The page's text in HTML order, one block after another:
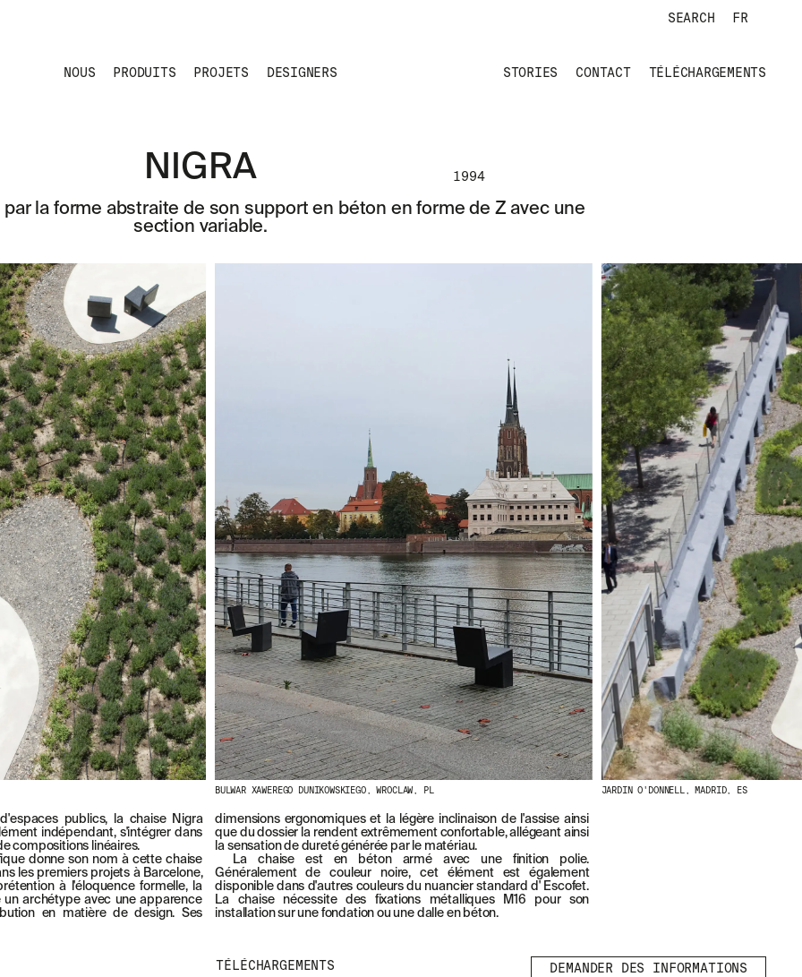
SEARCH FR
NOUS PRODUITS PROJETS DESIGNERS STORIES CONTACT TÉLÉCHARGEMENTS
NIGRA 1994
la forme abstraite de son support en béton en forme de Z avec une
section variable.
BULWAR XAWEREGO DUNIKOWSKIEGO, WROCLAW, PL JARDIN O'DONNELL, MADRID, ES
publics, la chaise Nigra
indépendant, s'intégrer dans
compositions linéaires.
donne son nom à cette chaise
les premiers projets à Barcelone,
à l'éloquence formelle, la
archétype avec une apparence
en matière de design. Ses
dimensions ergonomiques et la légère inclinaison de l'assise ainsi
que du dossier la rendent extrêmement confortable, allégeant ainsi
la sensation de dureté générée par le matériau.
La chaise est en béton armé avec une finition polie.
Généralement de couleur noire, cet élément est également
disponible dans d'autres couleurs du nuancier standard d' Escofet.
La chaise nécessite des fixations métalliques M16 pour son
installation sur une fondation ou une dalle en béton.
TÉLÉCHARGEMENTS
DEMANDER DES INFORMATIONS